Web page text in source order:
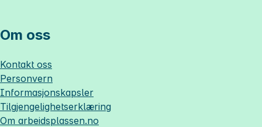
Om oss
Kontakt oss
Personvern
Informasjonskapsler
Tilgjengelighetserklæring
Om arbeidsplassen.no